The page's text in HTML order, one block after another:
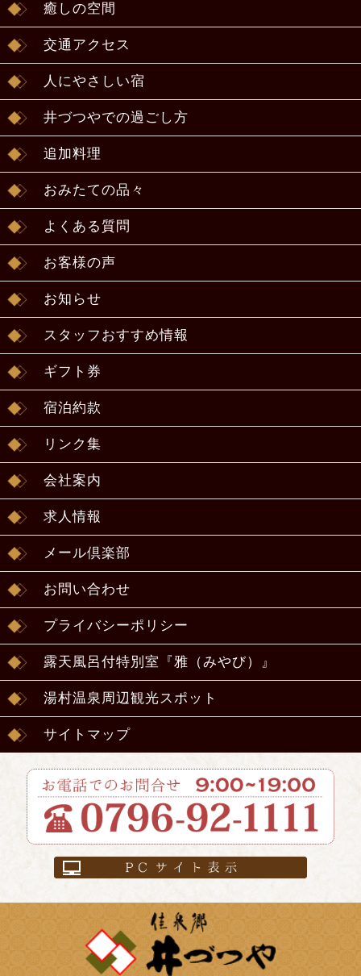
癒しの空間
交通アクセス
人にやさしい宿
井づつやでの過ごし方
追加料理
おみたての品々
よくある質問
お客様の声
お知らせ
スタッフおすすめ情報
ギフト券
宿泊約款
リンク集
会社案内
求人情報
メール倶楽部
お問い合わせ
プライバシーポリシー
露天風呂付特別室『雅（みやび）』
湯村温泉周辺観光スポット
サイトマップ